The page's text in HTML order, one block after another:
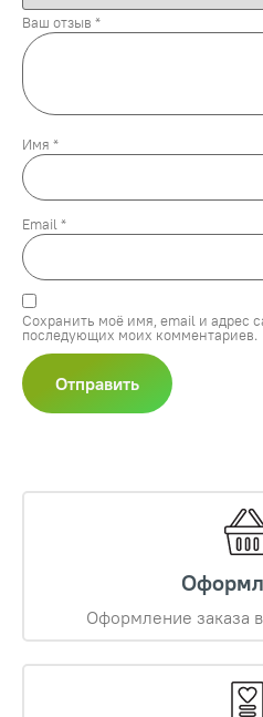
Ваш отзыв *
Имя *
Email *
Сохранить моё имя, email и адрес
последующих моих комментариев.
Оформление заказа